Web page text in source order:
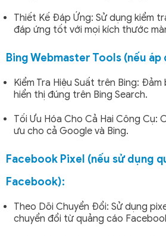
Thiết Kế Đáp Ứng: Sử dụng kiểm
đáp ứng tốt với mọi kích thước
Bing Webmaster Tools (nếu áp
Kiểm Tra Hiệu Suất trên Bing:
hiển thị đúng trên Bing Search.
Tối Ưu Hóa Cho Cả Hai Công Cụ:
ưu cho cả Google và Bing.
Facebook Pixel (nếu sử dụng
Facebook):
Theo Dõi Chuyển Đổi: Sử dụng
chuyển đổi từ quảng cáo